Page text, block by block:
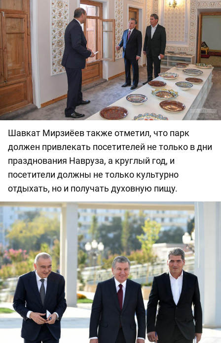
Шавкат Мирзиёев также отметил, что парк
должен привлекать посетителей не только в дни
празднования Навруза, а круглый год, и
посетители должны не только культурно
отдыхать, но и получать духовную пищу.